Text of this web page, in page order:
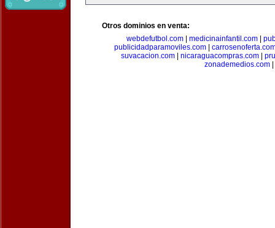
Otros dominios en venta:
webdefutbol.com
medicinainfantil.com
publicidadparamoviles.com
suvacacion.com| nicaraguacompras.com|
zonademedios.com|